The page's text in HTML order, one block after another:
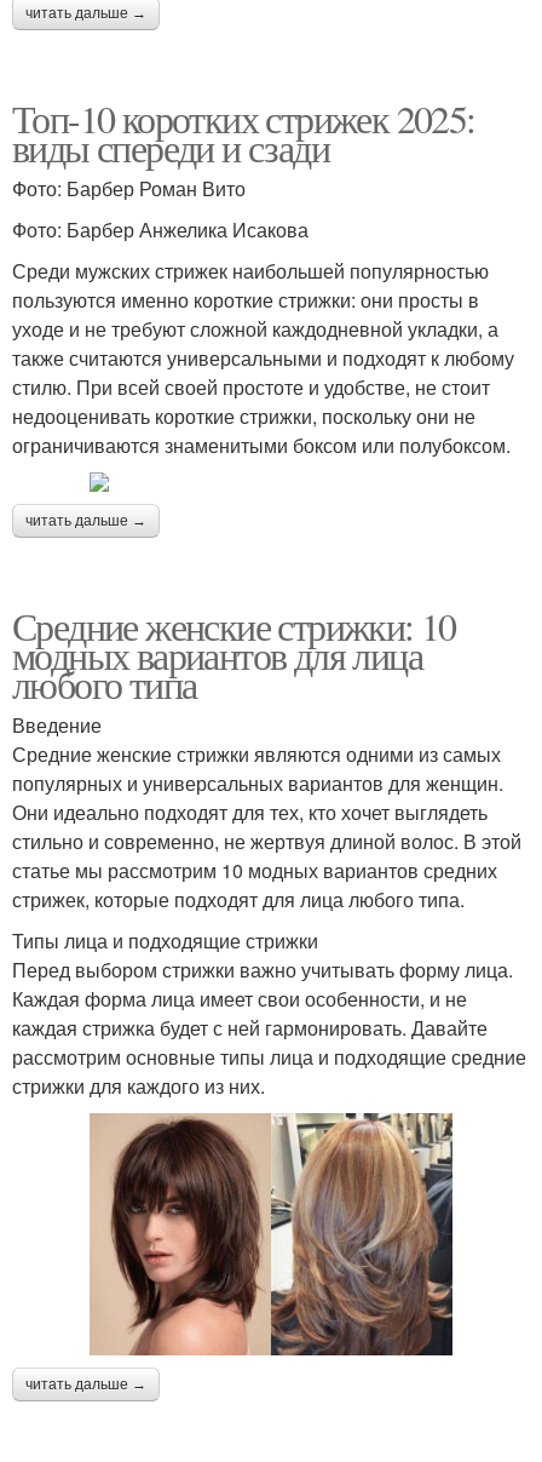
читать дальше →
Топ-10 коротких стрижек 2025:
виды спереди и сзади
Фото: Барбер Роман Вито
Фото: Барбер Анжелика Исакова
Среди мужских стрижек наибольшей популярностью
пользуются именно короткие стрижки: они просты в
уходе и не требуют сложной каждодневной укладки, а
также считаются универсальными и подходят к любому
стилю. При всей своей простоте и удобстве, не стоит
недооценивать короткие стрижки, поскольку они не
ограничиваются знаменитыми боксом или полубоксом.
читать дальше →
Средние женские стрижки: 10
модных вариантов для лица
любого типа
Введение
Средние женские стрижки являются одними из самых
популярных и универсальных вариантов для женщин.
Они идеально подходят для тех, кто хочет выглядеть
стильно и современно, не жертвуя длиной волос. В этой
статье мы рассмотрим 10 модных вариантов средних
стрижек, которые подходят для лица любого типа.
Типы лица и подходящие стрижки
Перед выбором стрижки важно учитывать форму лица.
Каждая форма лица имеет свои особенности, и не
каждая стрижка будет с ней гармонировать. Давайте
рассмотрим основные типы лица и подходящие средние
стрижки для каждого из них.
читать дальше →